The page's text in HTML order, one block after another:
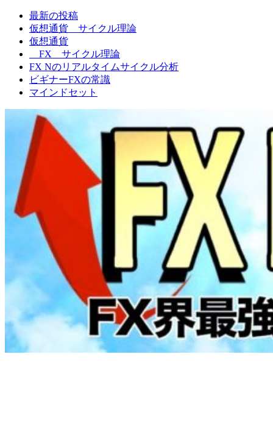
FXNの相場観
最新の投稿
仮想通貨 サイクル理論
仮想通貨
FX サイクル理論
FX Nのリアルタイムサイクル分析
ビギナーFXの常識
マインドセット